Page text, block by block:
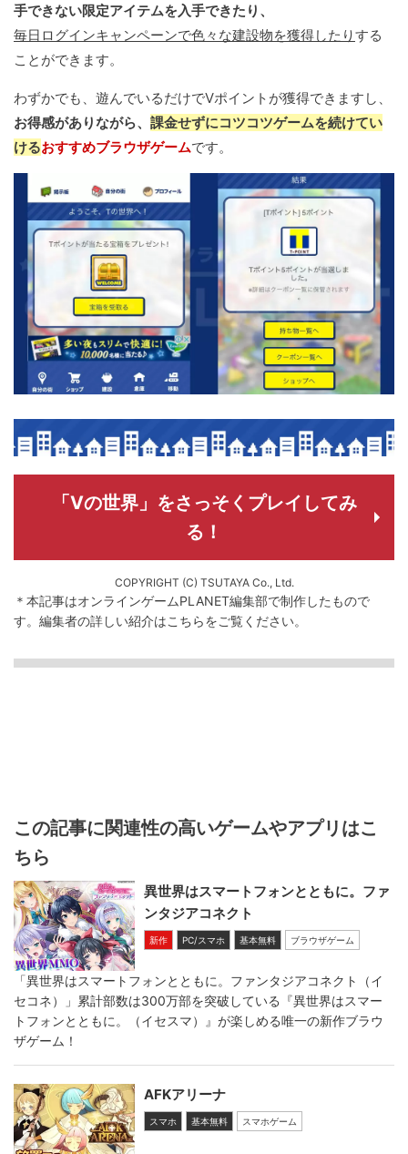
手できない限定アイテムを入手できたり、
毎日ログインキャンペーンで色々な建設物を獲得したりする
ことができます。
わずかでも、遊んでいるだけでVポイントが獲得できますし、
お得感がありながら、 課金せずにコツコツゲームを続けてい
けるおすすめブラウザゲームです。
「Vの世界」をさっそくプレイしてみ
る！
COPYRIGHT (C) TSUTAYA Co., Ltd.
＊本記事はオンラインゲームPLANET編集部で制作したもので
す。 編集者の詳しい紹介はこちらをご覧ください。
この記事に関連性の高いゲームやアプリはこ
ちら
異世界はスマートフォンとともに。ファ
ンタジアコネクト
新作 PC/スマホ 基本無料 ブラウザゲーム
「異世界はスマートフォンとともに。ファンタジアコネクト（イ
セコネ）」累計部数は300万部を突破している『異世界はスマー
トフォンとともに。（イセスマ）』が楽しめる唯一の新作ブラウ
ザゲーム！
AFKアリーナ
スマホ 基本無料 スマホゲーム